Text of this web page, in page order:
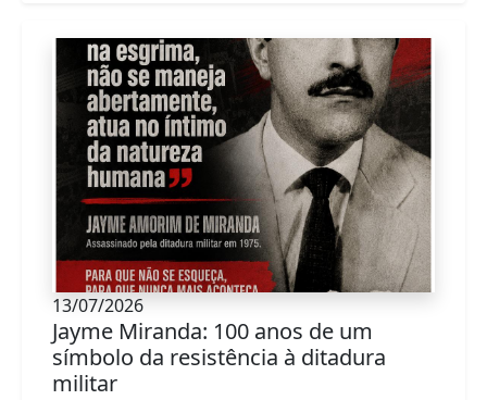
13/07/2026
Jayme Miranda: 100 anos de um
símbolo da resistência à ditadura
militar